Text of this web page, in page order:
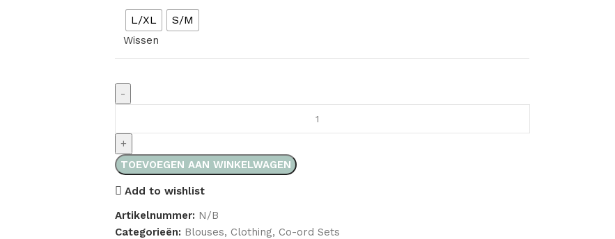
L/XL S/M
Wissen
TOEVOEGEN AAN WINKELWAGEN
Add to wishlist
Artikelnummer: N/B
Categorieën: Blouses, Clothing, Co-ord Sets